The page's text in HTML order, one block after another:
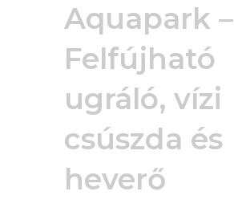
Aquapark –
Felfújható
ugráló, vízi
csúszda és
heverő